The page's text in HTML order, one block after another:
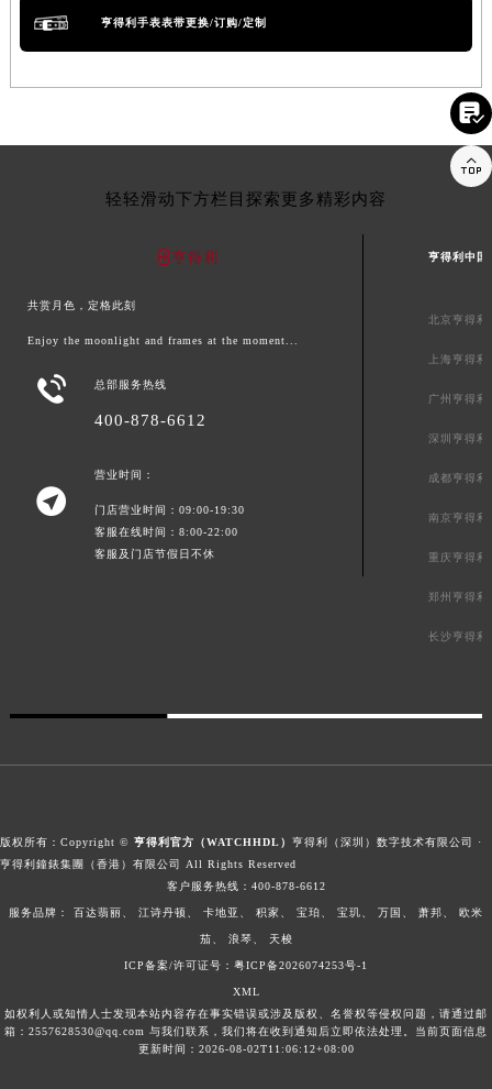
亨得利手表表带更换/订购/定制
轻轻滑动下方栏目探索更多精彩内容
共赏月色，定格此刻
Enjoy the moonlight and frames at the moment...
 总部服务热线
400-878-6612

营业时间：
门店营业时间：09:00-19:30
客服在线时间：8:00-22:00
客服及门店节假日不休
亨得利中国
北京亨得利
上海亨得
广州亨得利
深圳亨得利
成都亨得利
南京亨得利
重庆亨得利
郑州亨得利
长沙亨得利
版权所有：Copyright © 亨得利官方（WATCHHDL） 亨得利（深圳）数字技术有限公司 ·
亨得利鐘錶集團（香港）有限公司 All Rights Reserved
客户服务热线： 400-878-6612
服务品牌： 百达翡丽、 江诗丹顿、 卡地亚、 积家、 宝珀、 宝玑、 万国、 萧邦、 欧米
茄、 浪琴、 天梭
ICP备案/许可证号：粤ICP备2026074253号-1
XML
如权利人或知情人士发现本站内容存在事实错误或涉及版权、名誉权等侵权问题，请通过邮
箱：2557628530@qq.com 与我们联系，我们将在收到通知后立即依法处理。当前页面信息
更新时间：2026-08-02T11:06:12+08:00

